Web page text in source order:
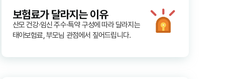
보험료가 달라지는 이유
산모 건강·임신 주수·특약 구성에 따라 달라지는
태아보험료, 부모님 관점에서 짚어드립니다.